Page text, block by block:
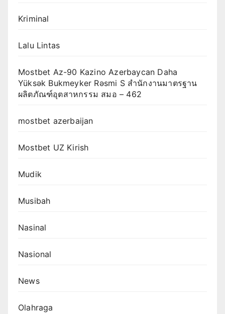
Kriminal
Lalu Lintas
Mostbet Az-90 Kazino Azerbaycan Daha
Yüksək Bukmeyker Rəsmi S สำนักงานมาตรฐาน
ผลิตภัณฑ์อุตสาหกรรม สมอ – 462
mostbet azerbaijan
Mostbet UZ Kirish
Mudik
Musibah
Nasinal
Nasional
News
Olahraga